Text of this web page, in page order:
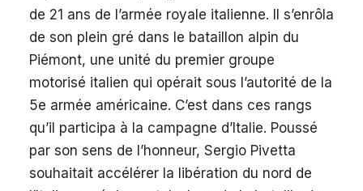
de 21 ans de l’armée royale italienne. Il s’enrôla
de son plein gré dans le bataillon alpin du
Piémont, une unité du premier groupe
motorisé italien qui opérait sous l’autorité de la
5e armée américaine. C’est dans ces rangs
qu’il participa à la campagne d’Italie. Poussé
par son sens de l’honneur, Sergio Pivetta
souhaitait accélérer la libération du nord de